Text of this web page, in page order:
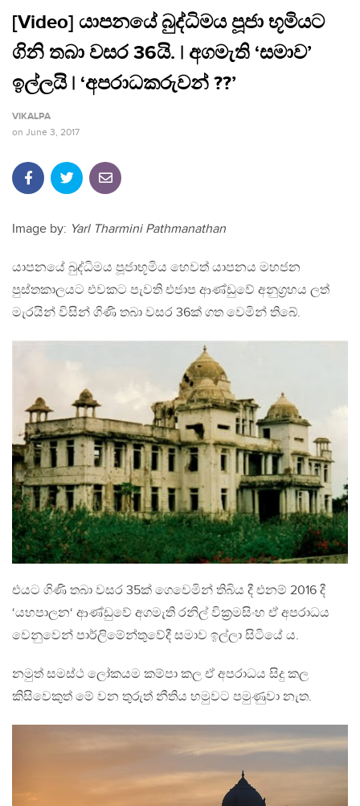
[Video] යාපනයේ බුද්ධිමය පූජා භූමියට
ගිනි තබා වසර 36යි. | අගමැති ‘සමාව’
ඉල්ලයි | ‘අපරාධකරුවන් ??’
VIKALPA
on June 3, 2017
Image by: Yarl Tharmini Pathmanathan
යාපනයේ බුද්ධිමය පූජාභූමිය හෙවත් යාපනය මහජන
පුස්තකාලයට එවකට පැවති එජාප ආණ්ඩුවේ අනුග්‍රහය ලත්
මැරයින් විසින් ගිණි තබා වසර 36ක් ගත වෙමින් තිබේ.
එයට ගිණි තබා වසර 35ක් ගෙවෙමින් තිබිය දී එනම් 2016 දී
‘යහපාලන‘ ආණ්ඩුවේ අගමැති රනිල් වික්‍රමසිංහ ඒ අපරාධය
වෙනුවෙන් පාර්ලිමේන්තුවේදී සමාව ඉල්ලා සිටියේ ය.
නමුත් සමස්ථ ලෝකයම කම්පා කල ඒ අපරාධය සිදු කල
කිසිවෙකුත් මේ වන තුරුත් නීතිය හමුවට පමුණුවා නැත.